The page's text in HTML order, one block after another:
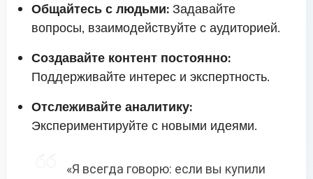
Общайтесь с людьми: Задавайте
вопросы, взаимодействуйте с аудиторией.
Создавайте контент постоянно:
Поддерживайте интерес и экспертность.
Отслеживайте аналитику:
Экспериментируйте с новыми идеями.
«Я всегда говорю: если вы купили